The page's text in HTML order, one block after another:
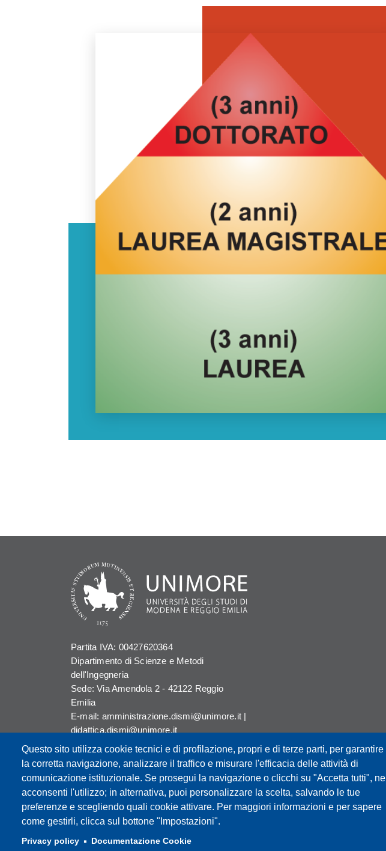
Questo sito utilizza cookie tecnici e di profilazione, propri e di terze parti, per garantire
la corretta navigazione, analizzare il traffico e misurare l'efficacia delle attività di
comunicazione istituzionale. Se prosegui la navigazione o clicchi su "Accetta tutti", ne
acconsenti l'utilizzo; in alternativa, puoi personalizzare la scelta, salvando le tue
preferenze e scegliendo quali cookie attivare. Per maggiori informazioni e per sapere
come gestirli, clicca sul bottone "Impostazioni".
Privacy policy Documentazione Cookie
Partita IVA: 00427620364
Dipartimento di Scienze e Metodi
dell'Ingegneria
Sede: Via Amendola 2 - 42122 Reggio
Emilia
E-mail: amministrazione.dismi@unimore.it |
didattica.dismi@unimore.it
PEC: dismi@pec.unimore.it
Tel. Segreteria Amministrativa (+39)
0522.522.610
Tel. Segreteria Didattica (+39) 0522.522.311